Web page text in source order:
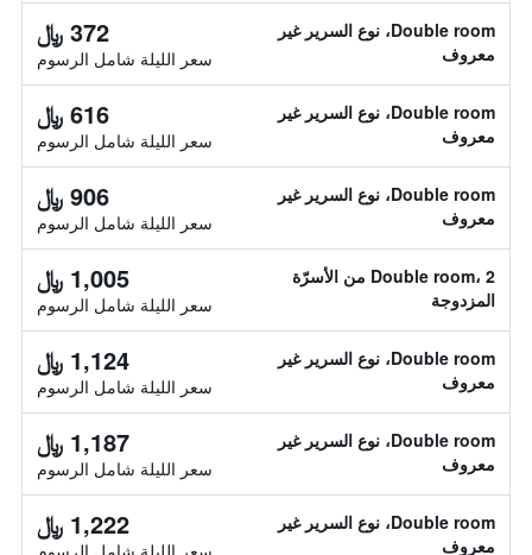
Double room، نوع السرير غير
معروف
372 ﷼
سعر الليلة شامل الرسوم
Double room، نوع السرير غير
معروف
616 ﷼
سعر الليلة شامل الرسوم
Double room، نوع السرير غير
معروف
906 ﷼
سعر الليلة شامل الرسوم
Double room، 2 من الأسرّة
المزدوجة
1,005 ﷼
سعر الليلة شامل الرسوم
Double room، نوع السرير غير
معروف
1,124 ﷼
سعر الليلة شامل الرسوم
Double room، نوع السرير غير
معروف
1,187 ﷼
سعر الليلة شامل الرسوم
Double room، نوع السرير غير
معروف
1,222 ﷼
سعر الليلة شامل الرسوم